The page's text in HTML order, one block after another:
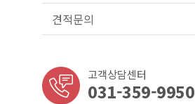
견적문의
고객상담센터
031-359-9950